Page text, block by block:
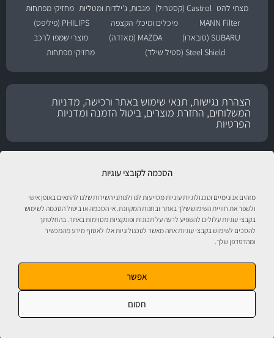
הסכמה לקובצי עוגיות
מזהים אנונימיים וטכנולוגיות עוגיות מסייעות לנו ולנותני השירות שלנו להתאים באופן אישי
ולשפר את חוויית השימוש שלך באתר ובחנות המקוונת. אי הסכמה או ביטול הסכמה לשימוש
בקבצי עוגיות עלולים להשפיע לרעה על תכונות ופונקציות מסוימות באתר. בהחלטתך
להסכים לשימוש בקבצי עוגיות אתה מאשר לטכנולוגיות אלו לאסוף מידע מהמכשיר
ומהדפדפן שלך.
אפשר
חסום
מצתי להט Castrol (קסטרול) מגבות, ג'ילדות ומטליות מחזיקי מפתחות
MANN Filter
מיכלים ומיכלי הקצפה
PHILIPS (פיליפס)
SUBARU (סובארו)
MAZDA (מאזדה)
מוצרי שמפו לרכב
Steel Shield (סטיל שילד)
מחזיקי מפתחות
הצהרת נגישות, תנאי שימוש באתר ורכישה, מדניות
המשלוחים, החזרת מוצרים, ביטול הזמנה ומדניות
הפרטיות
אוטוסטור - ספורט מוטורי, חלקי חילוף, אביזרים, שמנים, נוזלים, חומרי עבודה ומוצרי